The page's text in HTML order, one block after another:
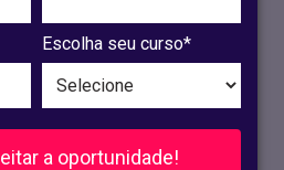
Escolha seu curso*
a oportunidade!
OLINDA
RECIFE